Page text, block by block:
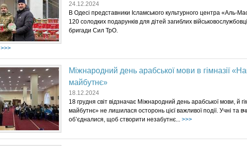
24.12.2024
В Одесі представники Ісламського культурного центра «Аль-
120 солодких подарунків для дітей загиблих
бригади Сил ТрО.
>>>
Міжнародний день арабської мови в гімназії
майбутнє»
18.12.2024
18 грудня світ відзначає Міжнародний день арабської мови, й
майбутнє» не лишилася осторонь цієї важливої події. Учні та
об’єдналися, щоб створити незабутнє... >>>